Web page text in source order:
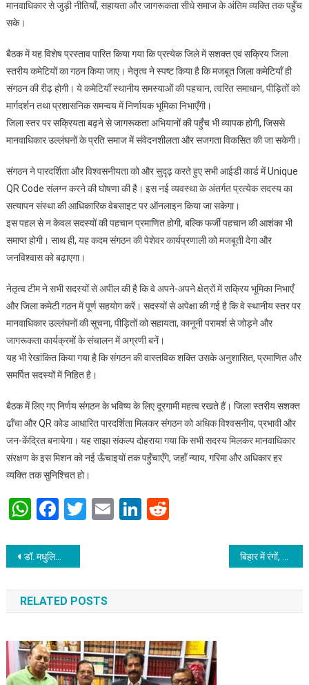
मानवाधिकार से जुड़ी नीतियाँ, सहायता और जागरूकता सीधे समाज के अंतिम व्यक्ति तक पहुँच
सके।
बैठक में यह विशेष प्रस्ताव पारित किया गया कि प्रत्येक जिले में सशक्त एवं सक्रिय जिला
स्तरीय कमेटियों का गठन किया जाए। नेतृत्व ने स्पष्ट किया है कि मजबूत जिला कमेटियाँ ही
संगठन की रीढ़ होगी। ये कमेटियाँ स्थानीय समस्याओं की पहचान, त्वरित समाधान, पीड़ितों को
मार्गदर्शन तथा प्रशासनिक समन्वय में निर्णायक भूमिका निभाएँगी।
जिला स्तर पर सक्रियता बढ़ने से जागरूकता अभियानों की पहुँच भी व्यापक होगी, जिससे
मानवाधिकार उल्लंघनों के प्रति समाज में संवेदनशीलता और सजगता विकसित की जा सकेगी।
संगठन ने पारदर्शिता और विश्वसनीयता को और सुदृढ़ करते हुए सभी आईडी कार्ड में Unique
QR Code संलग्न करने की घोषणा की है। इस नई व्यवस्था के अंतर्गत प्रत्येक सदस्य का
सत्यापन संस्था की आधिकारिक वेबसाइट पर ऑनलाइन किया जा सकेगा।
इस पहल से न केवल सदस्यों की पहचान प्रमाणित होगी, बल्कि फर्जी पहचान की आशंका भी
समाप्त होगी। साथ ही, यह कदम संगठन की पेशेवर कार्यप्रणाली को मजबूती देगा और
जनविश्वास को बढ़ाएगा।
नेतृत्व टीम ने सभी सदस्यों से अपील की है कि वे अपने-अपने क्षेत्रों में सक्रिय भूमिका निभाएँ
और जिला कमेटी गठन में पूर्ण सहयोग करें। सदस्यों से अपेक्षा की गई है कि वे स्थानीय स्तर पर
मानवाधिकार उल्लंघनों की सूचना, पीड़ितों को सहायता, कानूनी परामर्श से जोड़ने और
जागरूकता कार्यक्रमों के संचालन में अग्रणी बनें।
यह भी रेखांकित किया गया है कि संगठन की वास्तविक शक्ति उसके अनुशासित, प्रमाणित और
समर्पित सदस्यों में निहित है।
बैठक में लिए गए निर्णय संगठन के भविष्य के लिए दूरगामी महत्व रखते हैं। जिला स्तरीय सशक्त
ढाँचा और QR कोड आधारित पारदर्शिता मिलकर संगठन को अधिक विश्वसनीय, प्रभावी और
जन-केंद्रित बनायेगा। यह साझा संकल्प दोहराया गया कि सभी सदस्य मिलकर मानवाधिकार
संरक्षण के इस मिशन को नई ऊँचाइयों तक पहुँचाएँगे, जहाँ न्याय, गरिमा और अधिकार हर
व्यक्ति तक सुनिश्चित हो।
WhatsApp
Facebook
Twitter
EmailLinkedIn
Reddit
Post navigation
डॉ. मधुलिका विद्यासागर उपाधि से हुईं अलंकृत
RELATED POSTS